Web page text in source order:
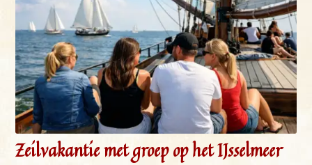
Zeilvakantie met groep op het IJsselmeer